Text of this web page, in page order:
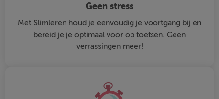
Geen stress
Met Slimleren houd je eenvoudig je voortgang bij en
bereid je je optimaal voor op toetsen. Geen
verrassingen meer!